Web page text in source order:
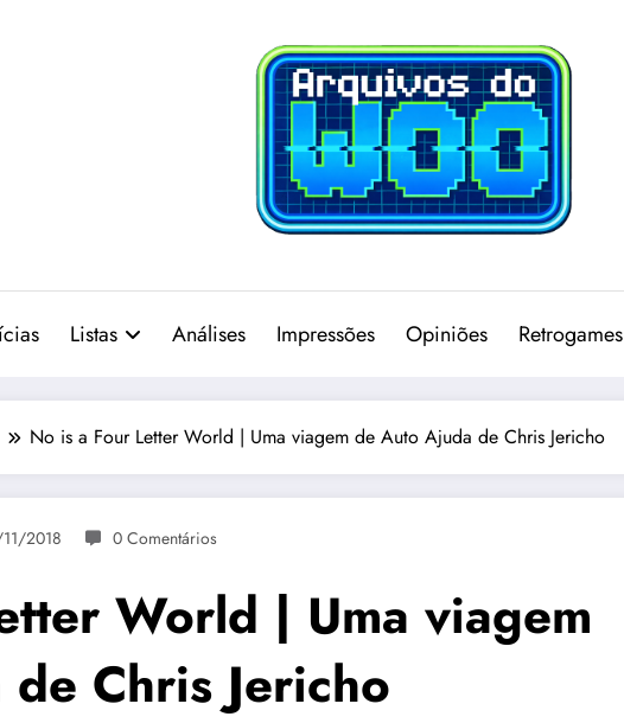
Listas Análises Impressões Opiniões Retrogames
No is a Four Letter World | Uma viagem de Auto Ajuda de Chris Jericho
2018 0 Comentários
World | Uma viagem
Chris Jericho